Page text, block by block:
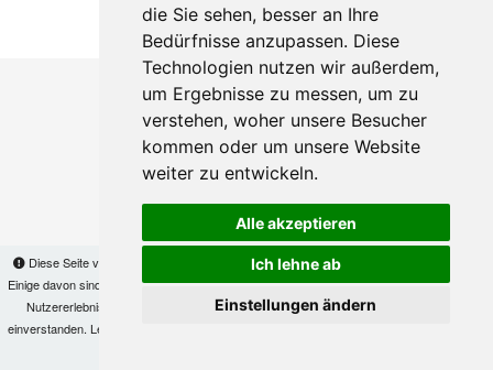
die Sie sehen, besser an Ihre
Bedürfnisse anzupassen. Diese
Technologien nutzen wir außerdem,
um Ergebnisse zu messen, um zu
verstehen, woher unsere Besucher
kommen oder um unsere Website
weiter zu entwickeln.
Alle akzeptieren
Ich lehne ab
Einstellungen ändern
Diese Seite verwendet Cookies, um Informationen auf Ihrem Computer zu speichern.
Einige davon sind notwendig, damit unsere Seite funktioniert, andere helfen uns dabei, das
Nutzererlebnis zu verbessern. Mit der Nutzung dieser Seite erklären Sie sich damit
einverstanden. Lesen Sie unsere
Makis© Copyright 2026